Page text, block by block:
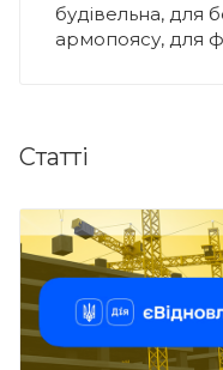
будівельна, для
армопоясу, для
Статті